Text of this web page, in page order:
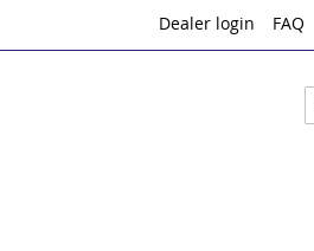
Dealer login FAQ